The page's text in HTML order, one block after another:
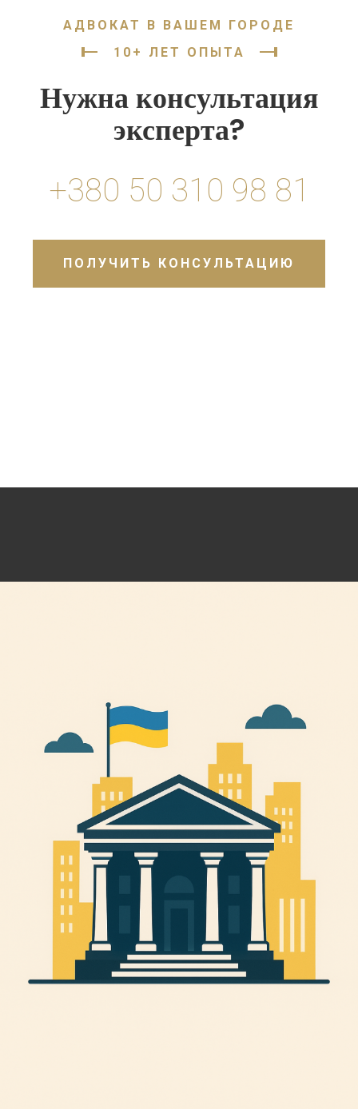
АДВОКАТ В ВАШЕМ ГОРОДЕ
10+ ЛЕТ ОПЫТА
Нужна консультация
эксперта?
+380 50 310 98 81
ПОЛУЧИТЬ КОНСУЛЬТАЦИЮ